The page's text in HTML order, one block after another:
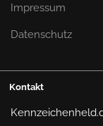
Optisch
fürkurze
Impressum
Datenschutz
Kontakt